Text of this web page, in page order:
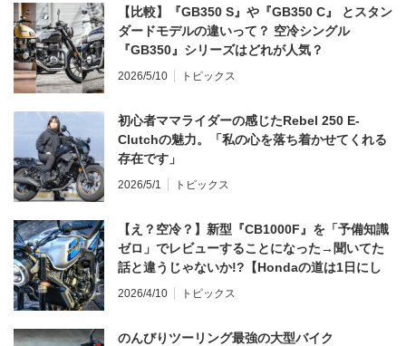
【比較】『GB350 S』や『GB350 C』 とスタン
ダードモデルの違いって？ 空冷シングル
『GB350』シリーズはどれが人気？
2026/5/10 トピックス
初心者ママライダーの感じたRebel 250 E-
Clutchの魅力。「私の心を落ち着かせてくれる
存在です」
2026/5/1 トピックス
【え？空冷？】新型『CB1000F』を「予備知識
ゼロ」でレビューすることになった→聞いてた
話と違うじゃないか!?【Hondaの道は1日にし
てならず／CB1000F ①第一印象 編】
2026/4/10 トピックス
のんびりツーリング最強の大型バイク